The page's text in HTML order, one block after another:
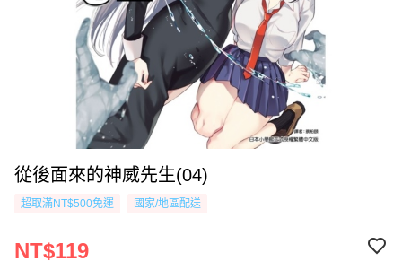
從後面來的神威先生(04)
超取滿NT$500免運 國家/地區配送
NT$119